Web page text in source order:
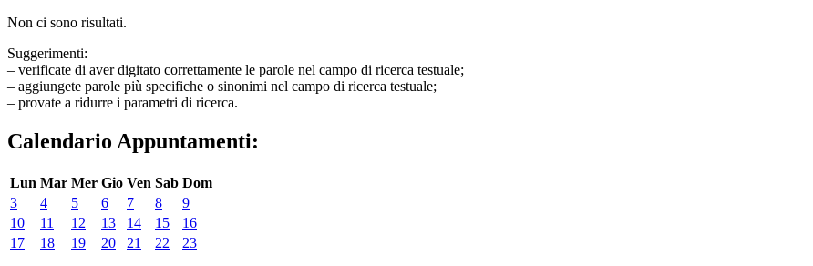
Non ci sono risultati.
Suggerimenti:
– verificate di aver digitato correttamente le parole nel campo di ricerca testuale;
– aggiungete parole più specifiche o sinonimi nel campo di ricerca testuale;
– provate a ridurre i parametri di ricerca.
Calendario Appuntamenti:
Lun Mar Mer Gio Ven Sab Dom
3
4 5 6 7 8
9
10
11 12 13 14 15
16
17
18 19 20 21 22 23